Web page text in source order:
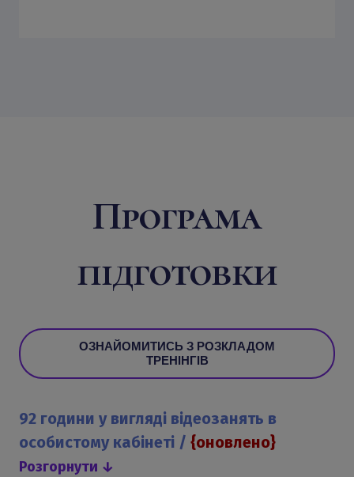
Програма
підготовки
ОЗНАЙОМИТИСЬ З РОЗКЛАДОМ
ТРЕНІНГІВ
92 години у вигляді відеозанять в
особистому кабінеті / {оновлено}
Розгорнути ↓